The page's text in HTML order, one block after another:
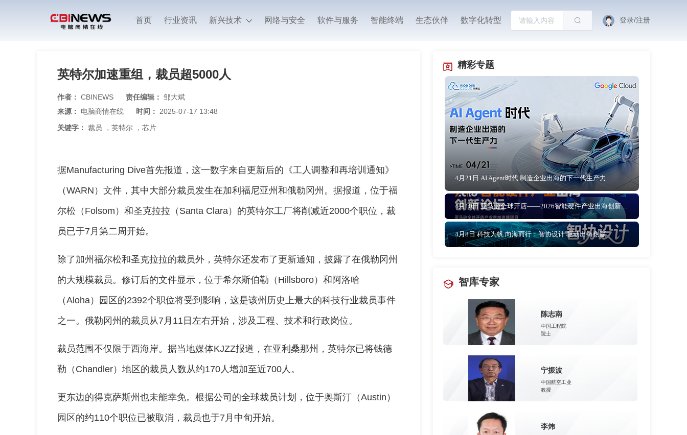
首页 行业资讯 新兴技术 网络与安全 软件与服务 智能终端 生态伙伴 数字化转型 登录/注册
英特尔加速重组，裁员超5000人
作者： CBINEWS 责任编辑： 邹大斌
来源： 电脑商情在线 时间： 2025-07-17 13:48
关键字： 裁员 ， 英特尔 ， 芯片
据Manufacturing Dive首先报道，这一数字来自更新后的《工人调整和再培训通知》
（WARN）文件，其中大部分裁员发生在加利福尼亚州和俄勒冈州。据报道，位于福
尔松（Folsom）和圣克拉拉（Santa Clara）的英特尔工厂将削减近2000个职位，裁
员已于7月第二周开始。
除了加州福尔松和圣克拉拉的裁员外，英特尔还发布了更新通知，披露了在俄勒冈州
的大规模裁员。修订后的文件显示，位于希尔斯伯勒（Hillsboro）和阿洛哈
（Aloha）园区的2392个职位将受到影响，这是该州历史上最大的科技行业裁员事件
之一。俄勒冈州的裁员从7月11日左右开始，涉及工程、技术和行政岗位。
裁员范围不仅限于西海岸。据当地媒体KJZZ报道，在亚利桑那州，英特尔已将钱德
勒（Chandler）地区的裁员人数从约170人增加至近700人。
更东边的得克萨斯州也未能幸免。根据公司的全球裁员计划，位于奥斯汀（Austin）
园区的约110个职位已被取消，裁员也于7月中旬开始。
精彩专题
4月21日 AI Agent时代 制造企业出海的下一代生产力
4月10日 亚马逊全球开店——2026智能硬件产业出海创新论坛
4月8日 科技为帆 向海而行：智协设计 驱动出海创赢
智库专家
陈志南
中国工程院
院士
宁振波
中国航空工业
教授
李炜